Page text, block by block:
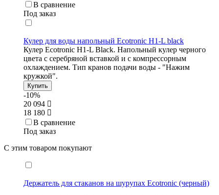
В сравнение
Под заказ
Кулер для воды напольный Ecotronic H1-L black
Кулер Ecotronic H1-L Black. Напольный кулер черного
цвета с серебряной вставкой и с компрессорным
охлаждением. Тип кранов подачи воды - "Нажим
кружкой".
Купить
-10%
20 094
18 180
В сравнение
Под заказ
С этим товаром покупают
Держатель для стаканов на шурупах Ecotronic (черный)